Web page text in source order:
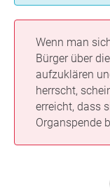
Wenn man
Bürger über
aufzuklären
herrscht,
erreicht, dass
Organspende